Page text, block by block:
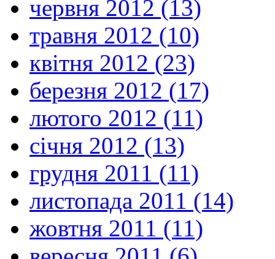
червня 2012 (13)
травня 2012 (10)
квітня 2012 (23)
березня 2012 (17)
лютого 2012 (11)
січня 2012 (13)
грудня 2011 (11)
листопада 2011 (14)
жовтня 2011 (11)